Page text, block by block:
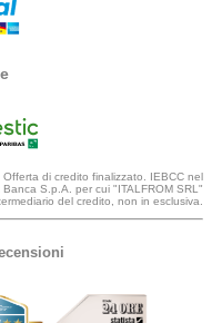
di credito finalizzato. IEBCC nel
S.p.A. per cui "ITALFROM SRL"
del credito, non in esclusiva.